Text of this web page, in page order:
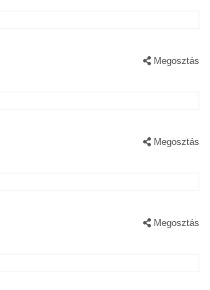
Megosztás
Megosztás
Megosztás